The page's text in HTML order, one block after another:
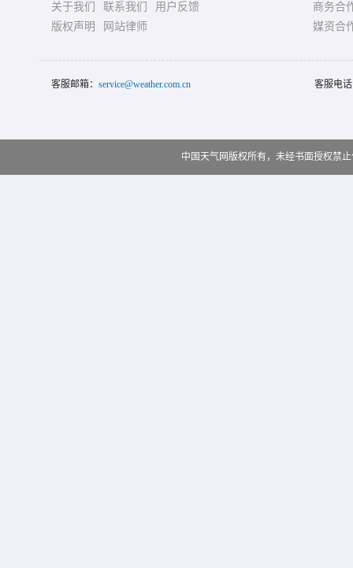
关于我们 联系我们
用户反馈
版权声明
网站律师
商务合
媒资合
客服邮箱： service@weather.com.cn 客服电
中国天气网版权所有，未经书面授权